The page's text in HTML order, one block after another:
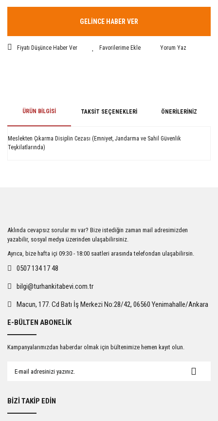
GELİNCE HABER VER
Fiyatı Düşünce Haber Ver Yorum Yaz
ÜRÜN BILGISI TAKSIT SEÇENEKLERI ÖNERILERINIZ
Meslekten Çıkarma Disiplin Cezası (Emniyet, Jandarma ve Sahil Güvenlik
Teşkilatlarında)
Ürün açıklamasında eksik bilgiler bulunuyor.
Ürün bilgilerinde hatalar bulunuyor.
Ürün fiyatı diğer sitelerden daha pahalı.
Gönder
Aklında cevapsız sorular mı var? Bize istediğin zaman mail adresimizden
yazabilir, sosyal medya üzerinden ulaşabilirsiniz.
Ayrıca, bize hafta içi 09:30 - 18:00 saatleri arasında telefondan ulaşabilirsin.
0507 134 17 48
bilgi@turhankitabevi.com.tr
Macun, 177. Cd Batı İş Merkezi No:28/42, 06560 Yenimahalle/Ankara
E-BÜLTEN ABONELİK
Kampanyalarımızdan haberdar olmak için bültenimize hemen kayıt olun.
BİZİ TAKİP EDİN